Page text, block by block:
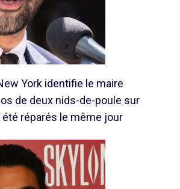
York identifie le maire
de deux nids-de-poule sur
réparés le même jour